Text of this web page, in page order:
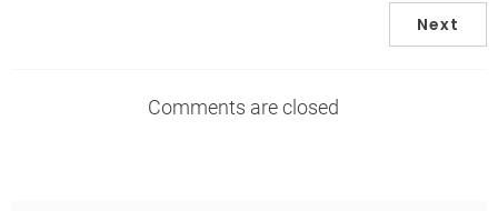
Next
Comments are closed